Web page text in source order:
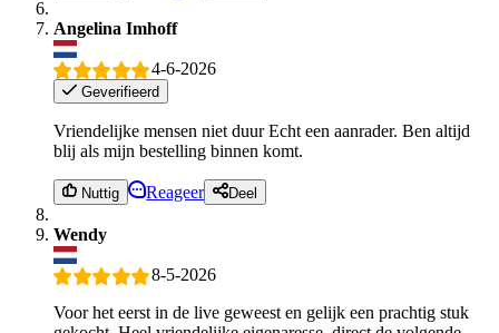
Angelina Imhoff
4-6-2026
Geverifieerd
Vriendelijke mensen niet duur Echt een aanrader. Ben altijd
blij als mijn bestelling binnen komt.
Nuttig Reageer Deel
Wendy
8-5-2026
Voor het eerst in de live geweest en gelijk een prachtig stuk